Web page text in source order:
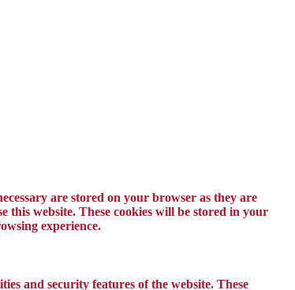
are stored on your browser as they are
this website. These cookies will be stored in your
experience.
and security features of the website. These